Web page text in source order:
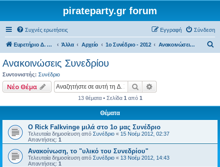
pirateparty.gr forum
Συχνές ερωτήσεις Σύνδεση
Εγγραφή
Ευρετήριο Δ. Συζήτησης Άλλα Αρχείο 1ο Συνέδριο - 2012 Ανακοινώσεις Συνεδρίου
Ανακοινώσεις Συνεδρίου
Συντονιστής: Συνέδριο
Νέο Θέμα Αναζήτηση
13 θέματα • Σελίδα 1 από 1
Θέματα
Ο Rick Falkvinge μιλά στο 1ο μας Συνέδριο
Τελευταία δημοσίευση από Συνέδριο « 15 Νοέμ 2012, 02:37
Απαντήσεις: 1
Ανακοίνωση, το "υλικό του Συνεδρίου"
Τελευταία δημοσίευση από Συνέδριο « 13 Νοέμ 2012, 14:43
Απαντήσεις: 1